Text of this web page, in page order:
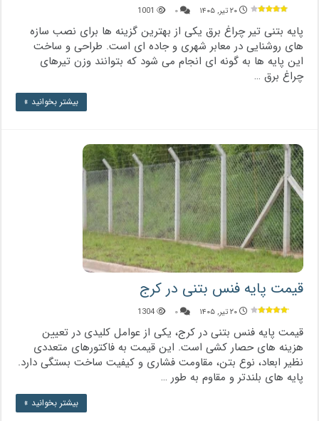
۲۰ تیر, ۱۴۰۵ ۰ 1001
پایه بتنی تیر چراغ برق یکی از بهترین گزینه ‌ها برای نصب سازه
‌های روشنایی در معابر شهری و جاده‌ ای است. طراحی و ساخت
این پایه‌ ها به گونه ‌ای انجام می ‌شود که بتوانند وزن تیرهای
چراغ برق …
بیشتر بخوانید »
قیمت پایه فنس بتنی در کرج
۲۰ تیر, ۱۴۰۵ ۰ 1304
قیمت پایه فنس بتنی در کرج، یکی از عوامل کلیدی در تعیین
هزینه‌ های حصار کشی است. این قیمت به فاکتورهای متعددی
نظیر ابعاد، نوع بتن، مقاومت فشاری و کیفیت ساخت بستگی دارد.
پایه‌ های بلندتر و مقاوم‌ به ‌طور …
بیشتر بخوانید »